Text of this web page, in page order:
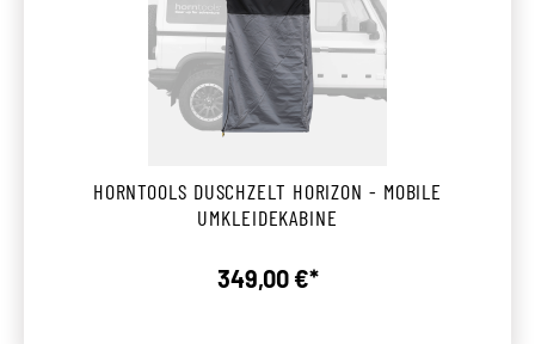
HORNTOOLS DUSCHZELT HORIZON - MOBILE
UMKLEIDEKABINE
Regulärer Preis:
349,00 €*